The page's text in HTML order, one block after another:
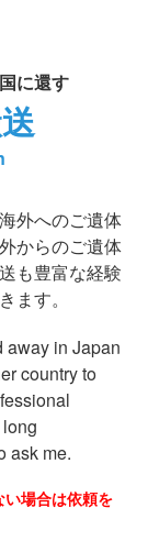
に還す
外へのご遺体
からのご遺体
も豊富な経験
ます。
away in Japan
country to
ask me.
場合は依頼を